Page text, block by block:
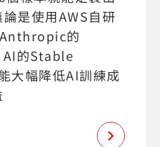
是使用AWS自研
的
的Stable
大幅降低AI訓練成